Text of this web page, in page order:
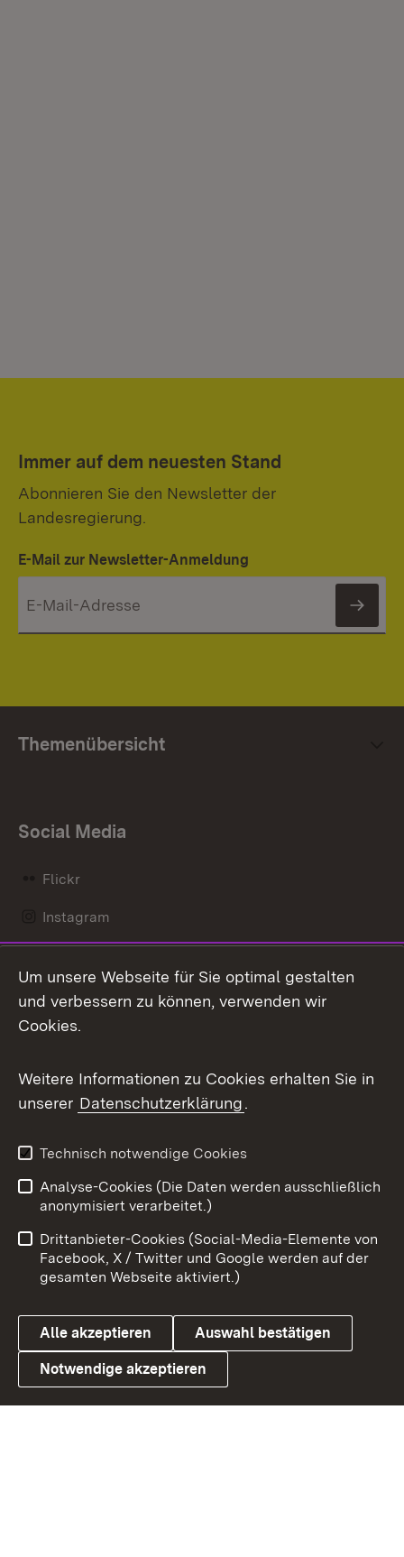
Immer auf dem neuesten Stand
Abonnieren Sie den Newsletter der
Landesregierung.
E-Mail zur Newsletter-Anmeldung
Themenübersicht
Social Media
Flickr
Instagram
Mastodon
Messenger
Social Wall
X / Twitter
Youtube
Link zum Landesportal
Benutzungshinweise
Barrierefreiheit
Datenschutz
Cookies
Um unsere Webseite für Sie optimal gestalten
und verbessern zu können, verwenden wir
Cookies.
Weitere Informationen zu Cookies erhalten Sie in
unserer Datenschutzerklärung.
Technisch notwendige Cookies
Analyse-Cookies (Die Daten werden ausschließlich
anonymisiert verarbeitet.)
Drittanbieter-Cookies (Social-Media-Elemente von
Facebook, X / Twitter und Google werden auf der
gesamten Webseite aktiviert.)
Alle akzeptieren Auswahl bestätigen
Notwendige akzeptieren